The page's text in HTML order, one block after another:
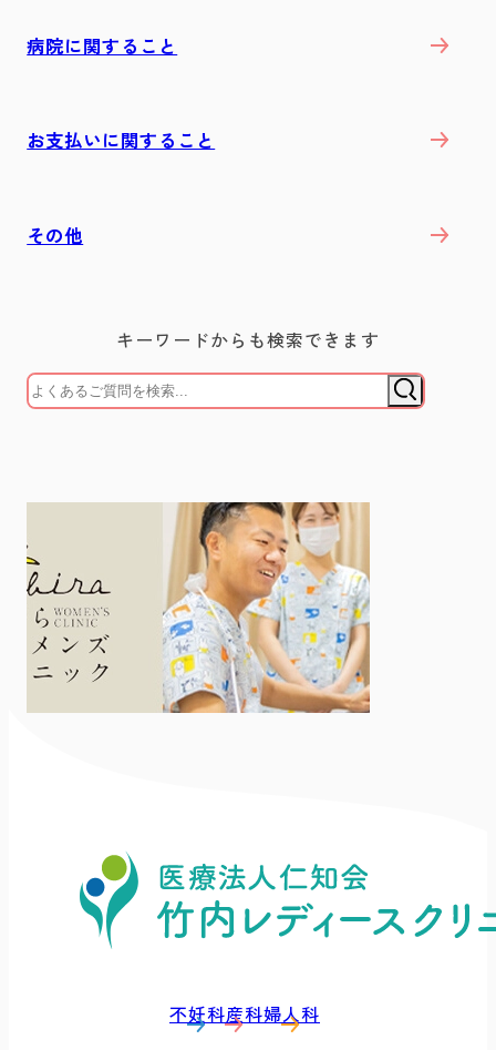
病院に関すること
お支払いに関すること
その他
キーワードからも検索できます
不妊科産科婦人科